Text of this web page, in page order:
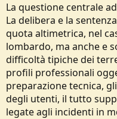
La questione centrale
La delibera e la
quota altimetrica, nel
lombardo, ma anche e
difficoltà tipiche dei
profili professionali
preparazione tecnica,
degli utenti, il tutto
legate agli incidenti in